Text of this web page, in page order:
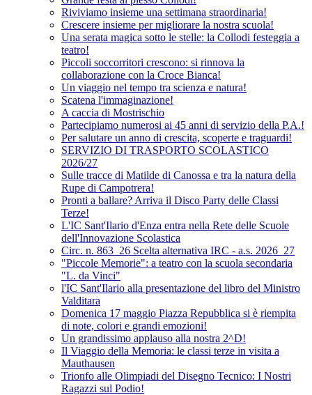
Riviviamo insieme una settimana straordinaria!
Crescere insieme per migliorare la nostra scuola!
Una serata magica sotto le stelle: la Collodi festeggia a
teatro!
Piccoli soccorritori crescono: si rinnova la
collaborazione con la Croce Bianca!
Un viaggio nel tempo tra scienza e natura!
Scatena l'immaginazione!
A caccia di Mostrischio
Partecipiamo numerosi ai 45 anni di servizio della P.A.!
Per salutare un anno di crescita, scoperte e traguardi!
SERVIZIO DI TRASPORTO SCOLASTICO
2026/27
Sulle tracce di Matilde di Canossa e tra la natura della
Rupe di Campotrera!
Pronti a ballare? Arriva il Disco Party delle Classi
Terze!
L'IC Sant'Ilario d'Enza entra nella Rete delle Scuole
dell'Innovazione Scolastica
Circ. n. 863_26 Scelta alternativa IRC - a.s. 2026_27
"Piccole Memorie": a teatro con la scuola secondaria
"L. da Vinci"
l'IC Sant'Ilario alla presentazione del libro del Ministro
Valditara
Domenica 17 maggio Piazza Repubblica si è riempita
di note, colori e grandi emozioni!
Un grandissimo applauso alla nostra 2^D!
Il Viaggio della Memoria: le classi terze in visita a
Mauthausen
Trionfo alle Olimpiadi del Disegno Tecnico: I Nostri
Ragazzi sul Podio!